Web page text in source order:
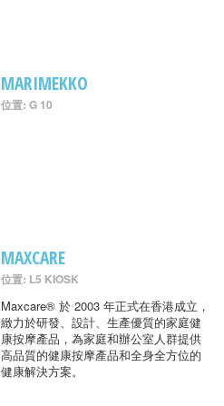
MARIMEKKO
位置: G 10
MAXCARE
位置: L5 KIOSK
Maxcare® 於 2003 年正式在香港成立，
緻力於研發、設計、生產優質的家庭健
康按摩產品，為家庭和辦公室人群提供
高品質的健康按摩產品和全身全方位的
健康解決方案。